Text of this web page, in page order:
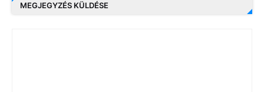
MEGJEGYZÉS KÜLDÉSE